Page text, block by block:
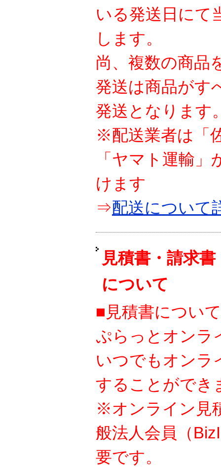
いる発送日にて
します。
尚、複数の商品
発送は商品がす
発送となります
※配送業者は「
「ヤマト運輸
けます
⇒配送について
見積書・請求
について
■見積書について
ぷらっとオンラ
いつでもオンラ
することができ
※オンライン見
般法人会員（
要です。